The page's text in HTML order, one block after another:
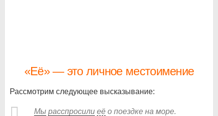
«Её» — это личное местоимение
Рассмотрим следующее высказывание:
Мы расспросили её о поездке на море.